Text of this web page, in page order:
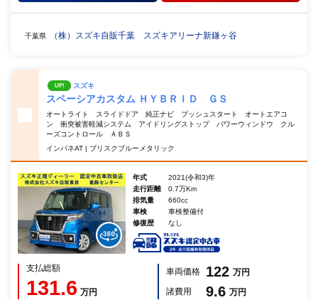
千葉県 （株）スズキ自販千葉 スズキアリーナ新鎌ヶ谷
UP! スズキ
スペーシアカスタム ＨＹＢＲＩＤ ＧＳ
オートライト スライドドア 純正ナビ プッシュスタート オートエアコ
ン 衝突被害軽減システム アイドリングストップ パワーウィンドウ クル
ーズコントロール ＡＢＳ
インパネAT | ブリスクブルーメタリック
年式
2021(令和3)年
走行距離
0.7万Km
排気量
660cc
車検
車検整備付
修復歴
なし
支払総額
131.6 万円
車両価格 122 万円
諸費用
9.6 万円